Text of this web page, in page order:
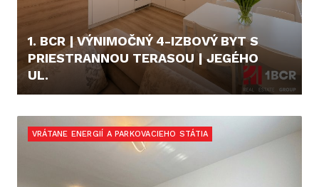
1. BCR | VÝNIMOČNÝ 4-IZBOVÝ BYT S
PRIESTRANNOU TERASOU | JEGÉHO
UL.
VRÁTANE ENERGIÍ A PARKOVACIEHO STÁTIA